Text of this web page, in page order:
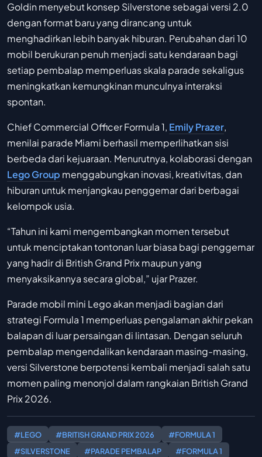
Goldin menyebut konsep Silverstone sebagai versi 2.0
dengan format baru yang dirancang untuk
menghadirkan lebih banyak hiburan. Perubahan dari 10
mobil berukuran penuh menjadi satu kendaraan bagi
setiap pembalap memperluas skala parade sekaligus
meningkatkan kemungkinan munculnya interaksi
spontan.
Chief Commercial Officer Formula 1, Emily Prazer,
menilai parade Miami berhasil memperlihatkan sisi
berbeda dari kejuaraan. Menurutnya, kolaborasi dengan
Lego Group menggabungkan inovasi, kreativitas, dan
hiburan untuk menjangkau penggemar dari berbagai
kelompok usia.
“Tahun ini kami mengembangkan momen tersebut
untuk menciptakan tontonan luar biasa bagi penggemar
yang hadir di British Grand Prix maupun yang
menyaksikannya secara global,” ujar Prazer.
Parade mobil mini Lego akan menjadi bagian dari
strategi Formula 1 memperluas pengalaman akhir pekan
balapan di luar persaingan di lintasan. Dengan seluruh
pembalap mengendalikan kendaraan masing-masing,
versi Silverstone berpotensi kembali menjadi salah satu
momen paling menonjol dalam rangkaian British Grand
Prix 2026.
#LEGO #BRITISH GRAND PRIX 2026
#FORMULA 1
#SILVERSTONE
#PARADE PEMBALAP #FORMULA 1